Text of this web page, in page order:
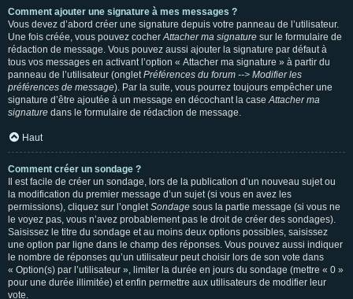
Comment ajouter une signature à mes messages ?
Vous devez d’abord créer une signature depuis votre panneau de l’utilisateur.
Une fois créée, vous pouvez cocherAttacher ma signature sur le formulaire de
rédaction de message. Vous pouvez aussi ajouter la signature par défaut à
tous vos messages en activant l’option « Attacher ma signature » à partir du
panneau de l’utilisateur (ongletPréférences du forum --> Modifier les
préférences de message). Par la suite, vous pourrez toujours empêcher une
signature d’être ajoutée à un message en décochant la caseAttacher ma
signature dans le formulaire de rédaction de message.
Haut
Comment créer un sondage ?
Il est facile de créer un sondage, lors de la publication d’un nouveau sujet ou
la modification du premier message d’un sujet (si vous en avez les
permissions), cliquez sur l’ongletSondage sous la partie message (si vous ne
le voyez pas, vous n’avez probablement pas le droit de créer des sondages).
Saisissez le titre du sondage et au moins deux options possibles, saisissez
une option par ligne dans le champ des réponses. Vous pouvez aussi indiquer
le nombre de réponses qu’un utilisateur peut choisir lors de son vote dans
« Option(s) par l’utilisateur », limiter la durée en jours du sondage (mettre « 0 »
pour une durée illimitée) et enfin permettre aux utilisateurs de modifier leur
vote.